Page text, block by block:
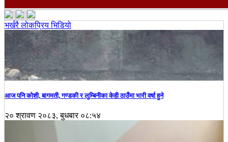
भर्खरैलोकप्रियभिडियो
आज पनि कोशी, बागमती, गण्डकी र लुम्बिनीका केही ठाउँमा भारी वर्षा हुने
२० श्रावण २०८३, बुधबार ०८:५४